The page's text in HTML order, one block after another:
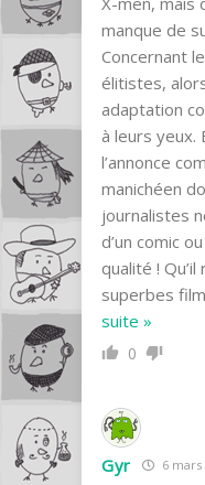
manque de
Concernant
élitistes,
adaptation
à leurs yeux.
l’annonce
manichéen
journalistes
d’un comic
qualité !
superbes
suite »
0
Gyr 6 mars